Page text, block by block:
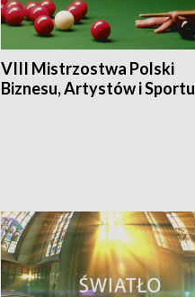
VIII Mistrzostwa Polski
Biznesu, Artystów i Sportu